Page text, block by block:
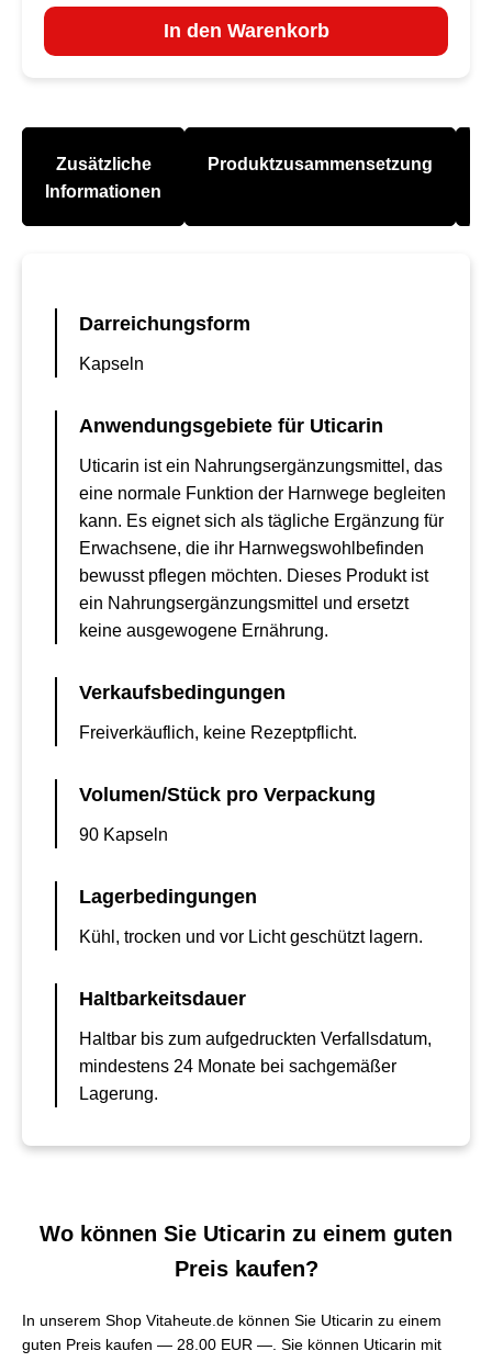
In den Warenkorb
Zusätzliche
Informationen
Produktzusammensetzung
Darreichungsform
Kapseln
Anwendungsgebiete für Uticarin
Uticarin ist ein Nahrungsergänzungsmittel, das
eine normale Funktion der Harnwege begleiten
kann. Es eignet sich als tägliche Ergänzung für
Erwachsene, die ihr Harnwegswohlbefinden
bewusst pflegen möchten. Dieses Produkt ist
ein Nahrungsergänzungsmittel und ersetzt
keine ausgewogene Ernährung.
Verkaufsbedingungen
Freiverkäuflich, keine Rezeptpflicht.
Volumen/Stück pro Verpackung
90 Kapseln
Lagerbedingungen
Kühl, trocken und vor Licht geschützt lagern.
Haltbarkeitsdauer
Haltbar bis zum aufgedruckten Verfallsdatum,
mindestens 24 Monate bei sachgemäßer
Lagerung.
Wo können Sie Uticarin zu einem guten
Preis kaufen?
In unserem Shop Vitaheute.de können Sie Uticarin zu einem
guten Preis kaufen — 28.00 EUR — . Sie können Uticarin mit